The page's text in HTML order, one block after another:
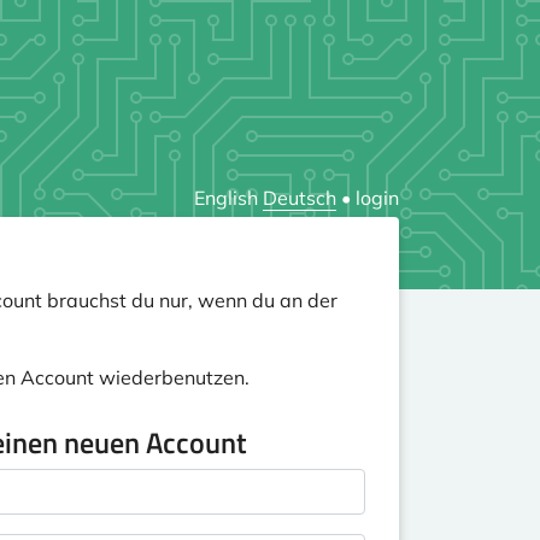
English Deutsch • login
brauchst du nur, wenn du an der
Account wiederbenutzen.
neuen Account